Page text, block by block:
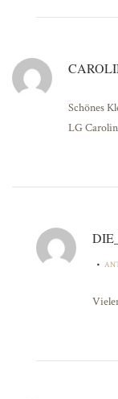
Schönes
LG Carolin
•